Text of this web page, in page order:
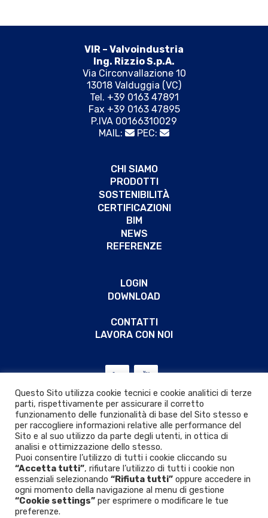
VIR – Valvoindustria
Ing. Rizzio S.p.A.
Via Circonvallazione 10
13018 Valduggia (VC)
Tel. +39 0163 47891
Fax +39 0163 47895
P.IVA 00166310029
MAIL:
PEC:
CHI SIAMO
PRODOTTI
SOSTENIBILITÀ
CERTIFICAZIONI
BIM
NEWS
REFERENZE
LOGIN
DOWNLOAD
CONTATTI
LAVORA CON NOI
Privacy & Cookie policy
Questo Sito utilizza cookie tecnici e cookie analitici di terze
parti, rispettivamente per assicurare il corretto
funzionamento delle funzionalità di base del Sito stesso e
per raccogliere informazioni relative alle performance del
Sito e al suo utilizzo da parte degli utenti, in ottica di
analisi e ottimizzazione dello stesso.
Puoi consentire l’utilizzo di tutti i cookie cliccando su
“Accetta tutti”, rifiutare l’utilizzo di tutti i cookie non
essenziali selezionando “Rifiuta tutti” oppure accedere in
ogni momento della navigazione al menu di gestione
“Cookie settings” per esprimere o modificare le tue
preferenze.